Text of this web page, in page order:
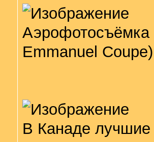
Аэрофотосъёмка
Emmanuel Coupe)
В Канаде лучшие